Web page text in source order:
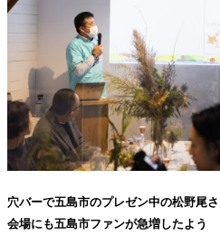
穴バーで五島市のプレゼン中の松野尾
会場にも五島市ファンが急増したよう